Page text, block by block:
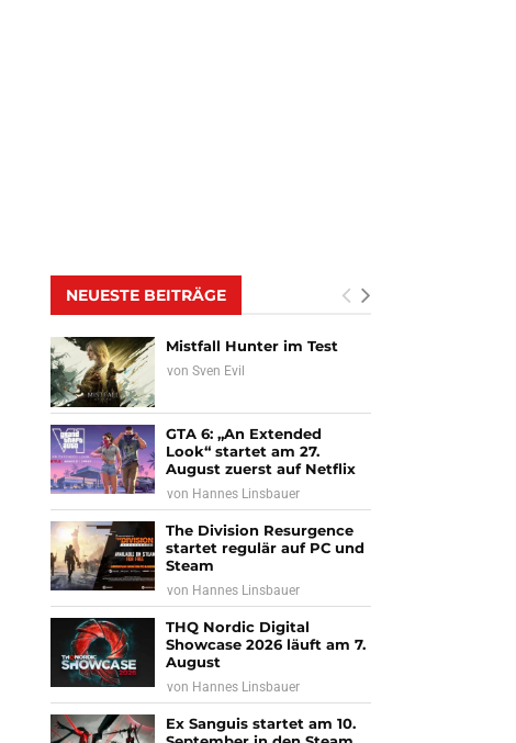
NEUESTE BEITRÄGE
Mistfall Hunter im Test
vonSven Evil
GTA 6: „An Extended
Look“ startet am 27.
August zuerst auf Netflix
von Hannes Linsbauer
The Division Resurgence
startet regulär auf PC und
Steam
von Hannes Linsbauer
THQ Nordic Digital
Showcase 2026 läuft am 7.
August
von Hannes Linsbauer
Ex Sanguis startet am 10.